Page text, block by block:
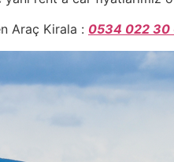
Araç Kirala : 0534 022 30